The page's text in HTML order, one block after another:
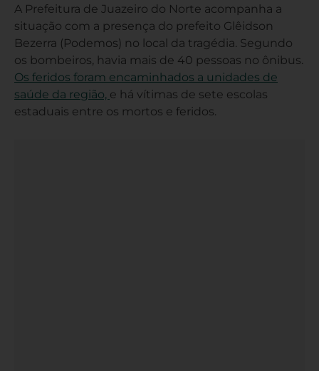
A Prefeitura de Juazeiro do Norte acompanha a
situação com a presença do prefeito Glêidson
Bezerra (Podemos) no local da tragédia. Segundo
os bombeiros, havia mais de 40 pessoas no ônibus.
Os feridos foram encaminhados a unidades de
saúde da região, e há vítimas de sete escolas
estaduais entre os mortos e feridos.